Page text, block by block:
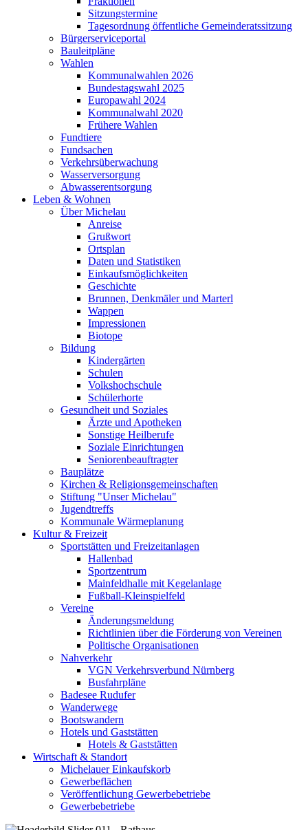
Sitzungstermine
Tagesordnung öffentliche Gemeinderatssitzung
Bürgerserviceportal
Bauleitpläne
Wahlen
Kommunalwahlen 2026
Bundestagswahl 2025
Europawahl 2024
Kommunalwahl 2020
Frühere Wahlen
Fundtiere
Fundsachen
Verkehrsüberwachung
Wasserversorgung
Abwasserentsorgung
Leben & Wohnen
Über Michelau
Anreise
Grußwort
Ortsplan
Daten und Statistiken
Einkaufsmöglichkeiten
Geschichte
Brunnen, Denkmäler und Marterl
Wappen
Impressionen
Biotope
Bildung
Kindergärten
Schulen
Volkshochschule
Schülerhorte
Gesundheit und Soziales
Ärzte und Apotheken
Sonstige Heilberufe
Soziale Einrichtungen
Seniorenbeauftragter
Bauplätze
Kirchen & Religionsgemeinschaften
Stiftung "Unser Michelau"
Jugendtreffs
Kommunale Wärmeplanung
Kultur & Freizeit
Sportstätten und Freizeitanlagen
Hallenbad
Sportzentrum
Mainfeldhalle mit Kegelanlage
Fußball-Kleinspielfeld
Vereine
Änderungsmeldung
Richtlinien über die Förderung von Vereinen
Politische Organisationen
Nahverkehr
VGN Verkehrsverbund Nürnberg
Busfahrpläne
Badesee Rudufer
Wanderwege
Bootswandern
Hotels und Gaststätten
Hotels & Gaststätten
Wirtschaft & Standort
Michelauer Einkaufskorb
Gewerbeflächen
Veröffentlichung Gewerbebetriebe
Gewerbebetriebe